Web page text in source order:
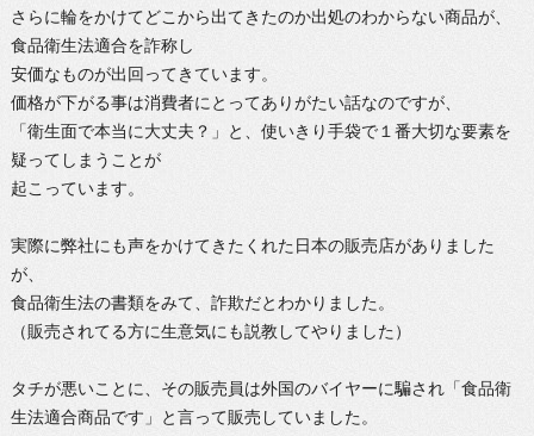
さらに輪をかけてどこから出てきたのか出処のわからない商品が、
食品衛生法適合を詐称し
安価なものが出回ってきています。
価格が下がる事は消費者にとってありがたい話なのですが、
「衛生面で本当に大丈夫？」と、使いきり手袋で１番大切な要素を
疑ってしまうことが
起こっています。
実際に弊社にも声をかけてきたくれた日本の販売店がありました
が、
食品衛生法の書類をみて、詐欺だとわかりました。
（販売されてる方に生意気にも説教してやりました）
タチが悪いことに、その販売員は外国のバイヤーに騙され「食品衛
生法適合商品です」と言って販売していました。